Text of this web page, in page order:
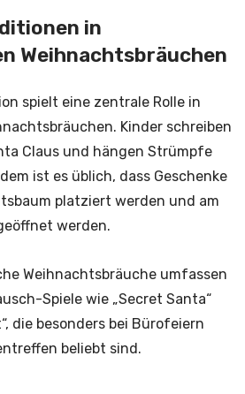
in
Weihnachtsbräuchen
spielt eine zentrale Rolle in
Kinder schreiben
Claus und hängen Strümpfe
ist es üblich, dass Geschenke
platziert werden und am
werden.
Weihnachtsbräuche umfassen
Spiele wie „Secret Santa“
die besonders bei Bürofeiern
beliebt sind.